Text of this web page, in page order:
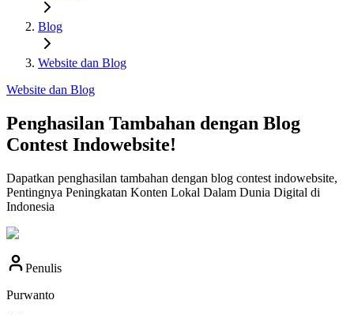
Blog
Website dan Blog
Website dan Blog
Penghasilan Tambahan dengan Blog
Contest Indowebsite!
Dapatkan penghasilan tambahan dengan blog contest indowebsite,
Pentingnya Peningkatan Konten Lokal Dalam Dunia Digital di
Indonesia
Penulis
Purwanto